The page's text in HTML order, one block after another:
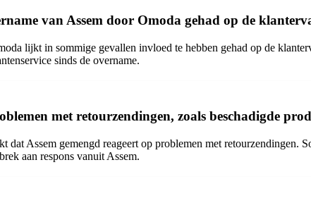
van Assem door Omoda gehad op de
lijkt in sommige gevallen invloed te hebben gehad op de
sinds de overname.
met retourzendingen, zoals beschadigde
dat Assem gemengd reageert op problemen met
aan respons vanuit Assem.